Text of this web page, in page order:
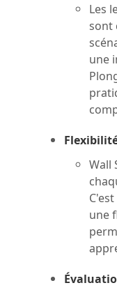
Les
sont
une
Wall
une